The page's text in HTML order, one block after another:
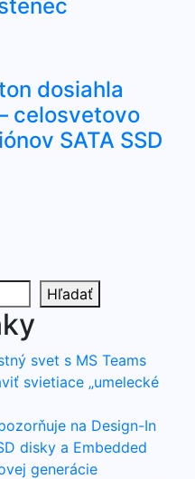
dosiahla
celosvetovo
SATA SSD
Hľadať
svet s MS Teams
svietiace „umelecké
na Design-In
disky a Embedded
generácie